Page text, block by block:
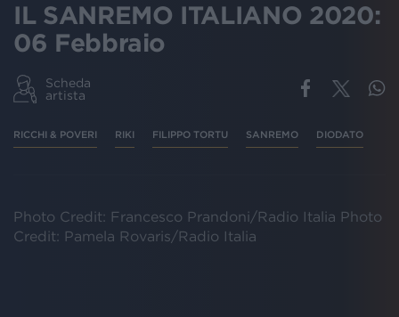
IL SANREMO ITALIANO 2020:
06 Febbraio
Scheda
artista
RICCHI & POVERI RIKI FILIPPO TORTU SANREMO DIODATO
Photo Credit: Francesco Prandoni/Radio Italia Photo
Credit: Pamela Rovaris/Radio Italia